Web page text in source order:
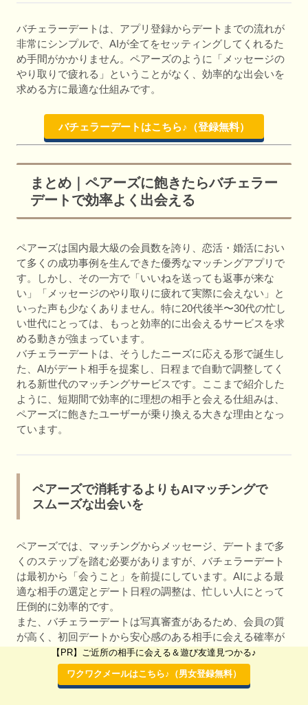
バチェラーデートは、アプリ登録からデートまでの流れが
非常にシンプルで、AIが全てをセッティングしてくれるた
め手間がかかりません。ペアーズのように「メッセージの
やり取りで疲れる」ということがなく、効率的な出会いを
求める方に最適な仕組みです。
バチェラーデートはこちら♪（登録無料）
まとめ｜ペアーズに飽きたらバチェラー
デートで効率よく出会える
ペアーズは国内最大級の会員数を誇り、恋活・婚活におい
て多くの成功事例を生んできた優秀なマッチングアプリで
す。しかし、その一方で「いいねを送っても返事が来な
い」「メッセージのやり取りに疲れて実際に会えない」と
いった声も少なくありません。特に20代後半〜30代の忙し
い世代にとっては、もっと効率的に出会えるサービスを求
める動きが強まっています。
バチェラーデートは、そうしたニーズに応える形で誕生し
た、AIがデート相手を提案し、日程まで自動で調整してく
れる新世代のマッチングサービスです。ここまで紹介した
ように、短期間で効率的に理想の相手と会える仕組みは、
ペアーズに飽きたユーザーが乗り換える大きな理由となっ
ています。
ペアーズで消耗するよりもAIマッチングで
スムーズな出会いを
ペアーズでは、マッチングからメッセージ、デートまで多
くのステップを踏む必要がありますが、バチェラーデート
は最初から「会うこと」を前提にしています。AIによる最
適な相手の選定とデート日程の調整は、忙しい人にとって
圧倒的に効率的です。
また、バチェラーデートは写真審査があるため、会員の質
が高く、初回デートから安心感のある相手に会える確率が
高いのも特徴です。「マッチングはするけど会えない」と
いう悩みを抱えるペアーズユーザーにとって、乗り換える
メリットは非常に大きいと言えるでしょう。
【PR】ご近所の相手に会える＆遊び友達見つかる♪
ワクワクメールはこちら♪（男女登録無料）